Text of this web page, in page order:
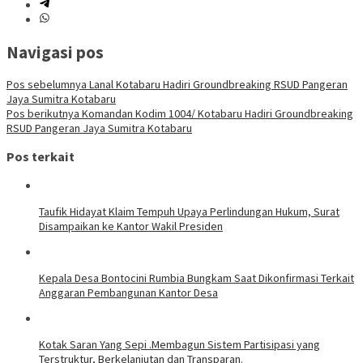
Navigasi pos
Pos sebelumnya Lanal Kotabaru Hadiri Groundbreaking RSUD Pangeran
Jaya Sumitra Kotabaru
Pos berikutnya Komandan Kodim 1004/ Kotabaru Hadiri Groundbreaking
RSUD Pangeran Jaya Sumitra Kotabaru
Pos terkait
Taufik Hidayat Klaim Tempuh Upaya Perlindungan Hukum, Surat
Disampaikan ke Kantor Wakil Presiden
Kepala Desa Bontocini Rumbia Bungkam Saat Dikonfirmasi Terkait
Anggaran Pembangunan Kantor Desa
Kotak Saran Yang Sepi .Membagun Sistem Partisipasi yang
Terstruktur, Berkelanjutan dan Transparan.